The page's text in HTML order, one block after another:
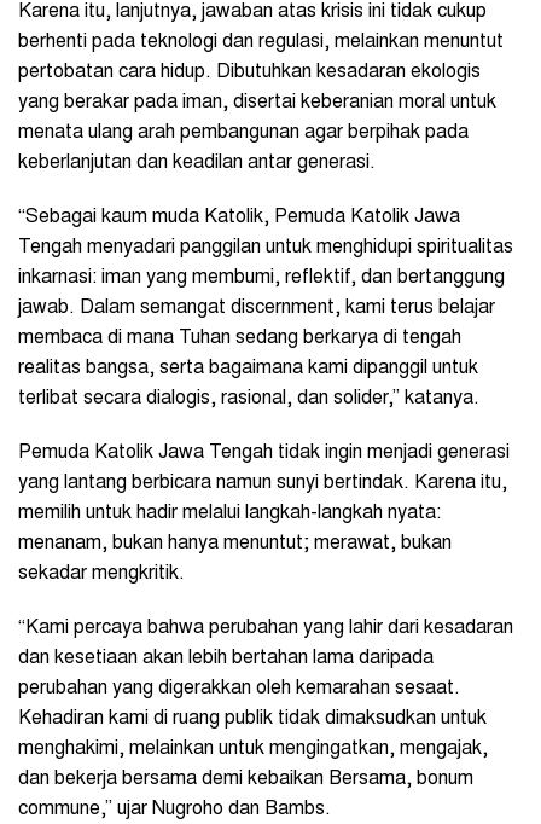
Karena itu, lanjutnya, jawaban atas krisis ini tidak cukup
berhenti pada teknologi dan regulasi, melainkan menuntut
pertobatan cara hidup. Dibutuhkan kesadaran ekologis
yang berakar pada iman, disertai keberanian moral untuk
menata ulang arah pembangunan agar berpihak pada
keberlanjutan dan keadilan antar generasi.
“Sebagai kaum muda Katolik, Pemuda Katolik Jawa
Tengah menyadari panggilan untuk menghidupi spiritualitas
inkarnasi: iman yang membumi, reflektif, dan bertanggung
jawab. Dalam semangat discernment, kami terus belajar
membaca di mana Tuhan sedang berkarya di tengah
realitas bangsa, serta bagaimana kami dipanggil untuk
terlibat secara dialogis, rasional, dan solider,” katanya.
Pemuda Katolik Jawa Tengah tidak ingin menjadi generasi
yang lantang berbicara namun sunyi bertindak. Karena itu,
memilih untuk hadir melalui langkah-langkah nyata:
menanam, bukan hanya menuntut; merawat, bukan
sekadar mengkritik.
“Kami percaya bahwa perubahan yang lahir dari kesadaran
dan kesetiaan akan lebih bertahan lama daripada
perubahan yang digerakkan oleh kemarahan sesaat.
Kehadiran kami di ruang publik tidak dimaksudkan untuk
menghakimi, melainkan untuk mengingatkan, mengajak,
dan bekerja bersama demi kebaikan Bersama, bonum
commune,” ujar Nugroho dan Bambs.